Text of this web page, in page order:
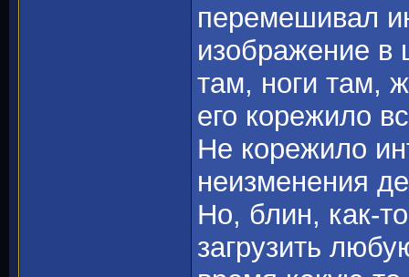
перемешивал
изображение в
там, ноги там,
его корежило
Не корежило
неизменения
Но, блин, как-
загрузить